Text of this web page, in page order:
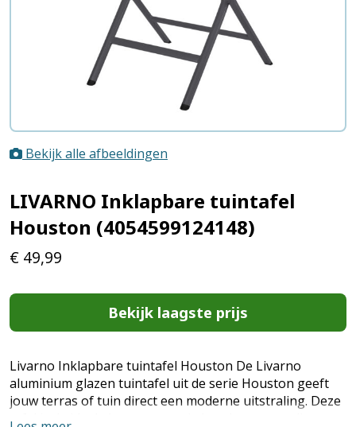
Bekijk alle afbeeldingen
LIVARNO Inklapbare tuintafel
Houston (4054599124148)
€ 49,99
Bekijk laagste prijs
Livarno Inklapbare tuintafel Houston De Livarno
aluminium glazen tuintafel uit de serie Houston geeft
jouw terras of tuin direct een moderne uitstraling. Deze
tafel is de ideale keuze voor wie houdt van een slimme